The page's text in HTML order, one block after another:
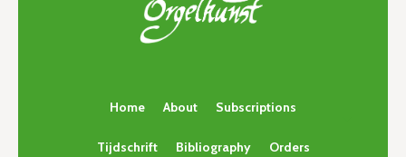
Home About Subscriptions
Tijdschrift Bibliography Orders